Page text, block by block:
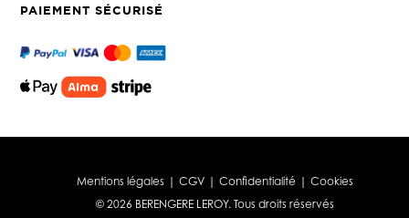
PAIEMENT SÉCURISÉ
Mentions légales | CGV | Confidentialité | Cookies
© 2026 BERENGERE LEROY. Tous droits réservés